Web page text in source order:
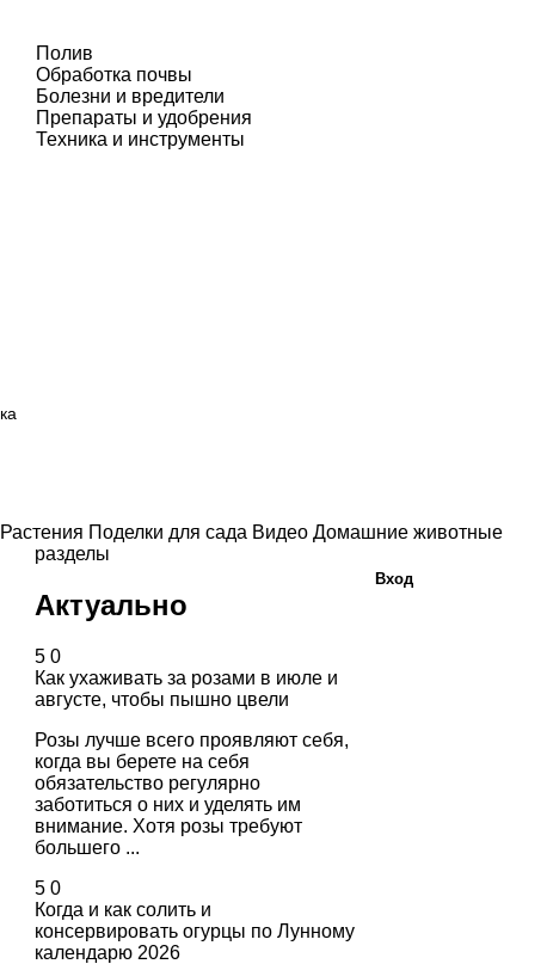
Полив
Обработка почвы
Болезни и вредители
Препараты и удобрения
Техника и инструменты
Растения Поделки для сада Видео Домашние животные
разделы
Актуально
5 0
Как ухаживать за розами в июле и
августе, чтобы пышно цвели
Розы лучше всего проявляют себя,
когда вы берете на себя
обязательство регулярно
заботиться о них и уделять им
внимание. Хотя розы требуют
большего ...
5 0
Когда и как солить и
консервировать огурцы по Лунному
календарю 2026
Вход